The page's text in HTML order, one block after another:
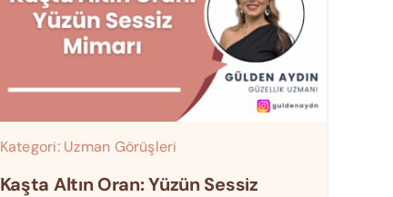
Kategori: Uzman Görüşleri
Kaşta Altın Oran: Yüzün Sessiz